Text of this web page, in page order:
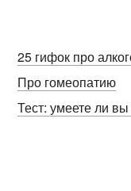
25 гифок про
Про гомеопатию
Тест: умеете ли вы